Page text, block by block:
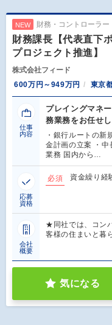
NEW 財務・コントローラー
財務課長【代表直下
プロジェクト推進】
株式会社フィード
600万円～949万円
東京
仕事
内容
プレイングマネ
務業務をお任せし
・銀行ルートの新
金計画の立案 ・中
業務 国内から…
応募
資格
必須 資金繰り経
会社
概要
★同社では、コン
客様の住まいと暮
気になる